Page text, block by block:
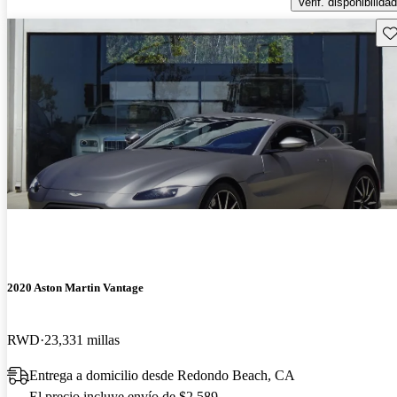
2020 Aston Martin Vantage
RWD 23,331 millas
Entrega a domicilio desde Redondo Beach, CA